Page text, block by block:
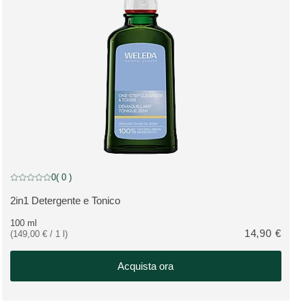
VEDI PRODOTTO:
2in1 Detergente e Tonico
Valutazione attuale: 0 su 5 stelle recensito da 0 consumatori
0( 0 )
100 ml
(149,00 € / 1 l)
14,90 €
Acquista ora